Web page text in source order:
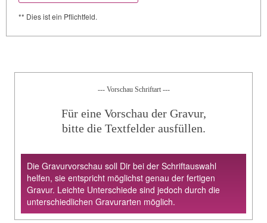
** Dies ist ein Pflichtfeld.
--- Vorschau Schriftart ---
Für eine Vorschau der Gravur,
bitte die Textfelder ausfüllen.
Die Gravurvorschau soll Dir bei der Schriftauswahl
helfen, sie entspricht möglichst genau der fertigen
Gravur. Leichte Unterschiede sind jedoch durch die
unterschiedlichen Gravurarten möglich.